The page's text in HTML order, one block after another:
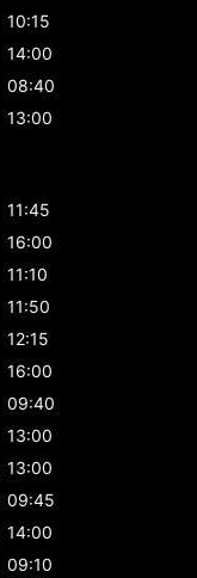
10:15
14:00
08:40
13:00
11:45
16:00
11:10
11:50
12:15
16:00
09:40
13:00
13:00
09:45
14:00
09:10